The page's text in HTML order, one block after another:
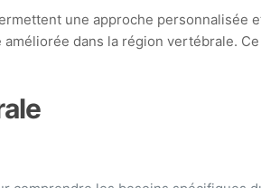
une approche personnalisée
dans la région vertébrale.